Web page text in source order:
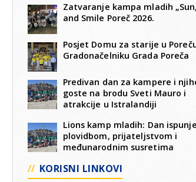
oboljelu
malignih
bolesti
Zatvaranje kampa mladih
and Smile Poreč 2026.
Posjet Domu za starije u
Gradonačelniku Grada Poreča
Predivan dan za kampere i
goste na brodu Sveti Mauro i
atrakcije u Istralandiji
Lions kamp mladih: Dan
plovidbom, prijateljstvom i
međunarodnim susretima
KORISNI LINKOVI